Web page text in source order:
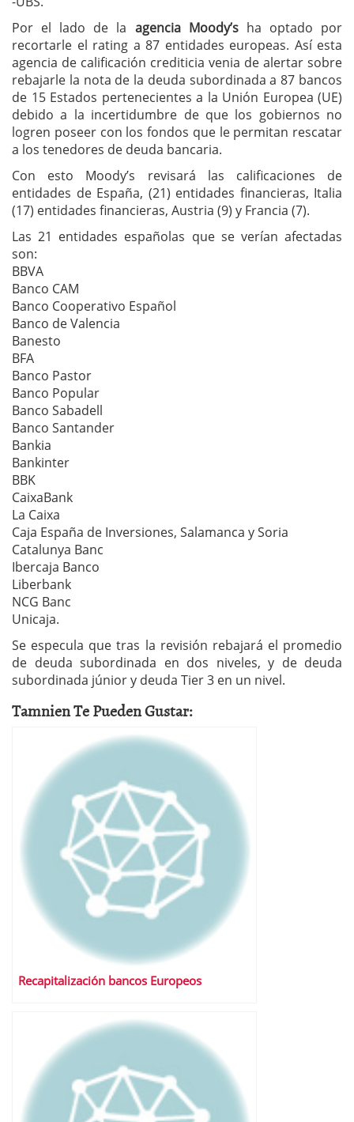
Por el lado de la agencia Moody’s ha optado por
recortarle el rating a 87 entidades europeas. Así esta
agencia de calificación crediticia venia de alertar sobre
rebajarle la nota de la deuda subordinada a 87 bancos
de 15 Estados pertenecientes a la Unión Europea (UE)
debido a la incertidumbre de que los gobiernos no
logren poseer con los fondos que le permitan rescatar
a los tenedores de deuda bancaria.
Con esto Moody’s revisará las calificaciones de
entidades de España, (21) entidades financieras, Italia
(17) entidades financieras, Austria (9) y Francia (7).
Las 21 entidades españolas que se verían afectadas
son:
BBVA
Banco CAM
Banco Cooperativo Español
Banco de Valencia
Banesto
BFA
Banco Pastor
Banco Popular
Banco Sabadell
Banco Santander
Bankia
Bankinter
BBK
CaixaBank
La Caixa
Caja España de Inversiones, Salamanca y Soria
Catalunya Banc
Ibercaja Banco
Liberbank
NCG Banc
Unicaja.
Se especula que tras la revisión rebajará el promedio
de deuda subordinada en dos niveles, y de deuda
subordinada júnior y deuda Tier 3 en un nivel.
Tamnien Te Pueden Gustar:
Recapitalización bancos Europeos